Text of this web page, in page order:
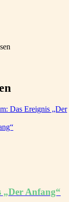
„Der Anfang“